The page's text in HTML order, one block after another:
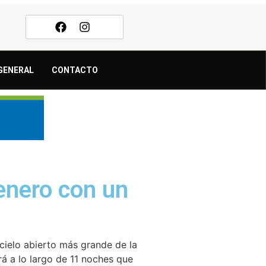
CONTACTO
con un
abierto más grande de la
a lo largo de 11 noches que